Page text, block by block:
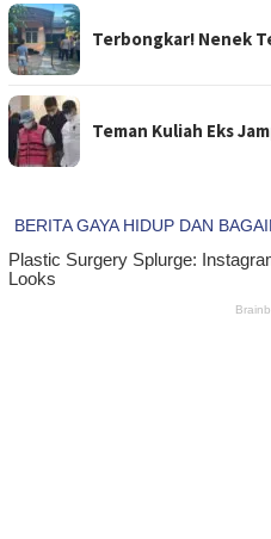
Terbongkar! Nenek
Teman Kuliah Eks